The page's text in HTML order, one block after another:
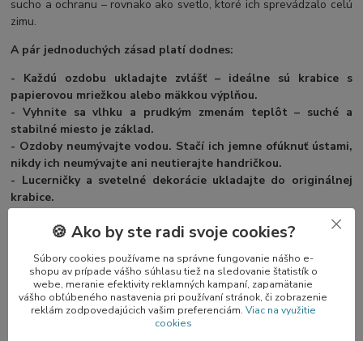
sucho a ochranu – rovnako ako svetlo, ktoré ich sprevádzalo celú
zimu.
A pár jednoduchých zásad platí dodnes:
- Každú ozdobu ukladajte zvlášť – ideálne sú krabice s
papierovou mriežkou alebo mäkkou výplňou.
- Vyhnite sa vlhku a prudkým zmenám teplôt – suché a
stabilné miesto je základ.
- Ozdoby neumývajte vodou. Stačí ich jemne ofúknuť ústami,
nikdy ich neumývajte ani neutierajte handričkou.
- Lucerničky a svetelné dekorácie ukladajte do originálnej
krabice.
domov – keď sa svetlo vráti s ďalšími Vianocami.
🍪 Ako by ste radi svoje cookies?
Súbory cookies používame na správne fungovanie nášho e-
shopu av prípade vášho súhlasu tiež na sledovanie štatistík o
webe, meranie efektivity reklamných kampaní, zapamätanie
vášho obľúbeného nastavenia pri používaní stránok, či zobrazenie
reklám zodpovedajúcich vašim preferenciám. Viac na využitie
cookies